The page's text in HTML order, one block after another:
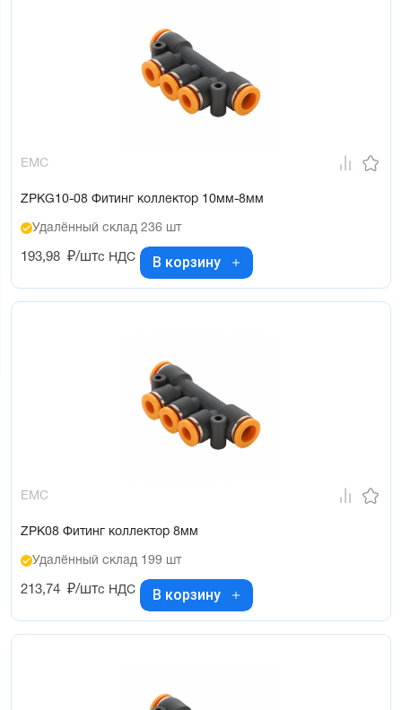
EMC
ZPKG10-08 Фитинг коллектор 10мм-8мм
Удалённый склад 236 шт
193,98 ₽/штс НДС В корзину
EMC
ZPK08 Фитинг коллектор 8мм
Удалённый склад 199 шт
213,74 ₽/штс НДС В корзину